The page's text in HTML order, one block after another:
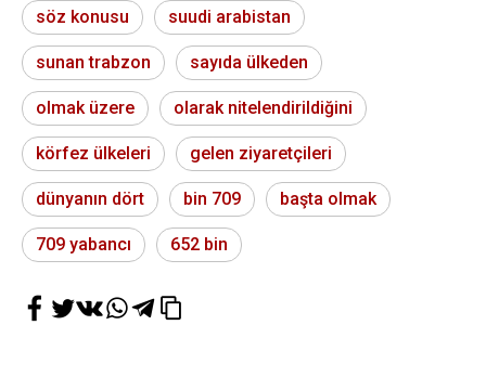
söz konusu suudi arabistan
sunan trabzon sayıda ülkeden
olmak üzere olarak nitelendirildiğini
körfez ülkeleri gelen ziyaretçileri
dünyanın dört bin 709 başta olmak
709 yabancı 652 bin